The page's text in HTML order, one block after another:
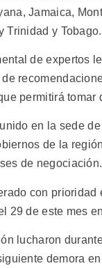
Jamaica,
Trinidad y Tobago.
de expertos
permitirá
en la sede
de la
de negociación.
con
29 de este mes
lucharon
demora